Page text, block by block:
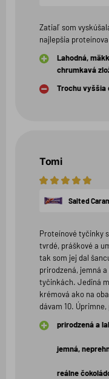
Zatiaľ som
najlepšia
Lahodná,
chrumkavá
Trochu vyššia
Tomi
5
Salted
Proteínové tyčinky
tvrdé, práškové a
tak som jej dal
prirodzená, jemná
tyčinkách. Jediná
krémová ako na
dávam 10.
prirodzená a
jemná,
reálne